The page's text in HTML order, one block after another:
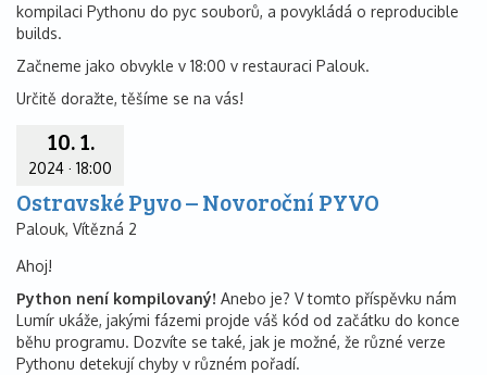
kompilaci Pythonu do pyc souborů, a povykládá o reproducible
builds.
Začneme jako obvykle v 18:00 v restauraci Palouk.
Určitě doražte, těšíme se na vás!
10. 1.
2024 ·18:00
Ostravské Pyvo – Novoroční PYVO
Palouk, Vítězná 2
Ahoj!
Python není kompilovaný! Anebo je? V tomto příspěvku nám
Lumír ukáže, jakými fázemi projde váš kód od začátku do konce
běhu programu. Dozvíte se také, jak je možné, že různé verze
Pythonu detekují chyby v různém pořadí.